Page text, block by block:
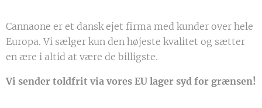
Cannaone er et dansk ejet firma med kunder over hele
Europa. Vi sælger kun den højeste kvalitet og sætter
en ære i altid at være de billigste.
Vi sender toldfrit via vores EU lager syd for grænsen!